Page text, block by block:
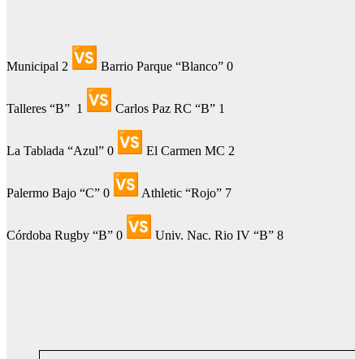
Municipal 2 Barrio Parque “Blanco” 0
Talleres “B” 1 Carlos Paz RC “B” 1
La Tablada “Azul” 0 El Carmen MC 2
Palermo Bajo “C” 0 Athletic “Rojo” 7
Córdoba Rugby “B” 0 Univ. Nac. Rio IV “B” 8